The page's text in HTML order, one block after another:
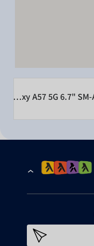
סמסונג גלקסי Samsung Galaxy A57 5G 6.7" SM-A576B/DS 256GB 8GB RAM